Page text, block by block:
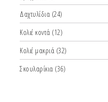
Δαχτυλίδια (24)
Κολιέ κοντά (12)
Κολιέ μακριά (32)
Σκουλαρίκια (36)